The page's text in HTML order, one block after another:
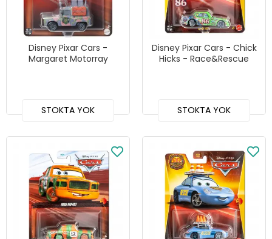
Disney Pixar Cars -
Margaret Motorray
STOKTA YOK
Disney Pixar Cars - Chick
Hicks - Race&Rescue
STOKTA YOK